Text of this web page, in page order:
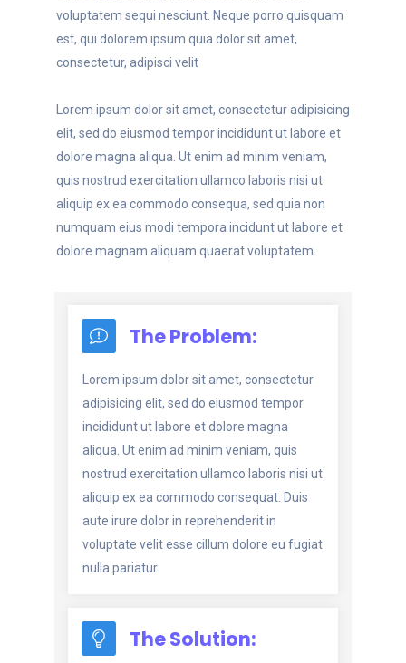
voluptatem sequi nesciunt. Neque porro quisquam
est, qui dolorem ipsum quia dolor sit amet,
consectetur, adipisci velit
Lorem ipsum dolor sit amet, consectetur adipisicing
elit, sed do eiusmod tempor incididunt ut labore et
dolore magna aliqua. Ut enim ad minim veniam,
quis nostrud exercitation ullamco laboris nisi ut
aliquip ex ea commodo consequa, sed quia non
numquam eius modi tempora incidunt ut labore et
dolore magnam aliquam quaerat voluptatem.
The Problem:
Lorem ipsum dolor sit amet, consectetur
adipisicing elit, sed do eiusmod tempor
incididunt ut labore et dolore magna
aliqua. Ut enim ad minim veniam, quis
nostrud exercitation ullamco laboris nisi ut
aliquip ex ea commodo consequat. Duis
aute irure dolor in reprehenderit in
voluptate velit esse cillum dolore eu fugiat
nulla pariatur.
The Solution: